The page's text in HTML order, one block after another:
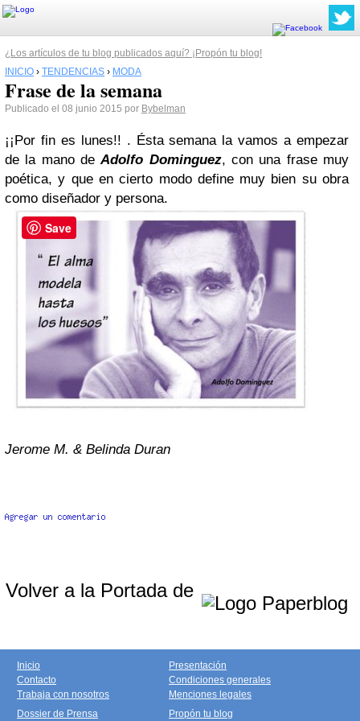
¿Los artículos de tu blog publicados aquí? ¡Propón tu blog!
INICIO › TENDENCIAS › MODA
Frase de la semana
Publicado el 08 junio 2015 por Bybelman
¡¡Por fin es lunes!! . Ésta semana la vamos a empezar
de la mano deAdolfo Dominguez, con una frase muy
poética, y que en cierto modo define muy bien su obra
como diseñador y persona.
Jerome M. & Belinda Duran
Volver a la Portada de
Inicio
Contacto
Trabaja con nosotros
Presentación
Condiciones generales
Menciones legales
Dossier de Prensa
Propón tu blog
Save